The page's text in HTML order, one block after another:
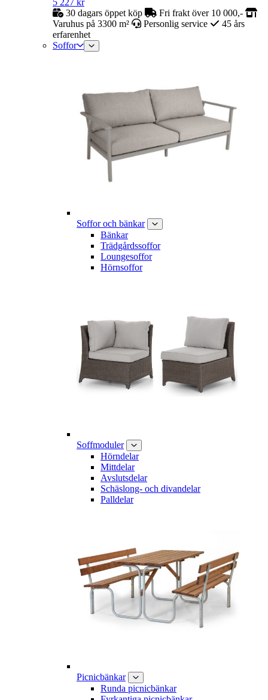
5 227 kr
30 dagars öppet köp
Fri frakt över 10 000,-
Varuhus på 3300 m²
Personlig service
45 års
erfarenhet
Soffor
Soffor och bänkar
Bänkar
Trädgårdssoffor
Loungesoffor
Hörnsoffor
Soffmoduler
Hörndelar
Mittdelar
Avslutsdelar
Schäslong- och divandelar
Palldelar
Picnicbänkar
Runda picnicbänkar